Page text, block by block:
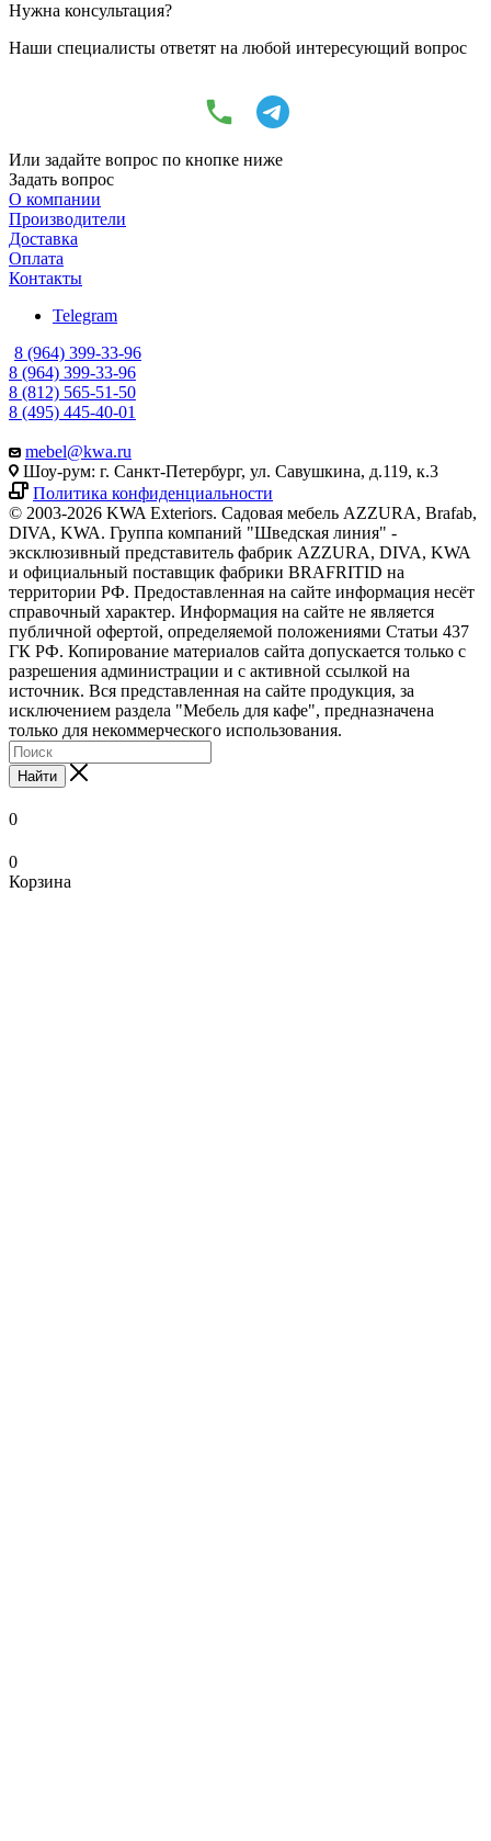
Нужна консультация?
Наши специалисты ответят на любой интересующий вопрос
Или задайте вопрос по кнопке ниже
Задать вопрос
О компании
Производители
Доставка
Оплата
Контакты
Telegram
8 (964) 399-33-96
8 (964) 399-33-96
8 (812) 565-51-50
8 (495) 445-40-01
mebel@kwa.ru
Шоу-рум: г. Санкт-Петербург, ул. Савушкина, д.119, к.3
Политика конфиденциальности
© 2003-2026 KWA Exteriors. Садовая мебель AZZURA, Brafab,
DIVA, KWA. Группа компаний "Шведская линия" -
эксклюзивный представитель фабрик AZZURA, DIVA, KWA
и официальный поставщик фабрики BRAFRITID на
территории РФ. Предоставленная на сайте информация несёт
справочный характер. Информация на сайте не является
публичной офертой, определяемой положениями Статьи 437
ГК РФ. Копирование материалов сайта допускается только с
разрешения администрации и с активной ссылкой на
источник. Вся представленная на сайте продукция, за
исключением раздела "Мебель для кафе", предназначена
только для некоммерческого использования.
Найти
0
0
Корзина